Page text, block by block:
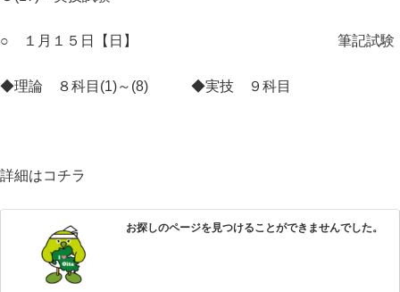
○ １月１５日【日】 筆記試験
◆理論 ８科目(1)～(8) ◆実技 ９科目
詳細はコチラ
お探しのページを見つけることができませんでした。